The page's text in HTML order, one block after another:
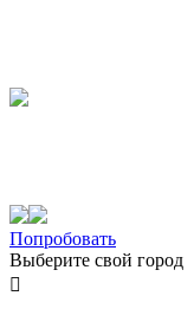
Попробовать
Выберите свой город
